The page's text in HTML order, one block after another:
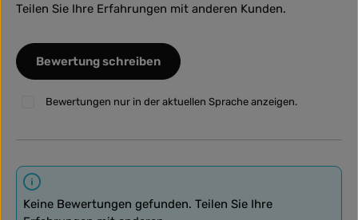
Teilen Sie Ihre Erfahrungen mit anderen Kunden.
Bewertung schreiben
Bewertungen nur in der aktuellen Sprache anzeigen.
Keine Bewertungen gefunden. Teilen Sie Ihre